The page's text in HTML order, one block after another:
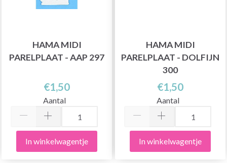
HAMA MIDI
PARELPLAAT - AAP 297
€1,50
Aantal
In winkelwagentje
HAMA MIDI
PARELPLAAT - DOLFIJN
300
€1,50
Aantal
In winkelwagentje